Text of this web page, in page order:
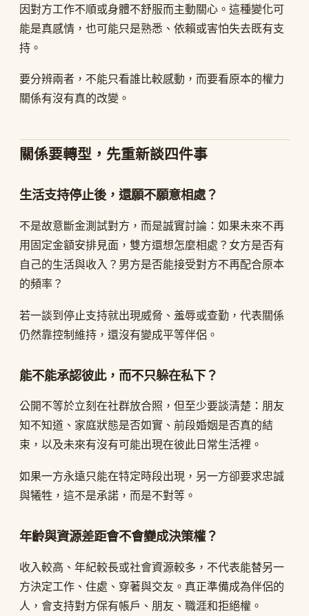
因對方工作不順或身體不舒服而主動關心。這種變化可
能是真感情，也可能只是熟悉、依賴或害怕失去既有支
持。
要分辨兩者，不能只看誰比較感動，而要看原本的權力
關係有沒有真的改變。
關係要轉型，先重新談四件事
生活支持停止後，還願不願意相處？
不是故意斷金測試對方，而是誠實討論：如果未來不再
用固定金額安排見面，雙方還想怎麼相處？女方是否有
自己的生活與收入？男方是否能接受對方不再配合原本
的頻率？
若一談到停止支持就出現威脅、羞辱或查勤，代表關係
仍然靠控制維持，還沒有變成平等伴侶。
能不能承認彼此，而不只躲在私下？
公開不等於立刻在社群放合照，但至少要談清楚：朋友
知不知道、家庭狀態是否如實、前段婚姻是否真的結
束，以及未來有沒有可能出現在彼此日常生活裡。
如果一方永遠只能在特定時段出現，另一方卻要求忠誠
與犧牲，這不是承諾，而是不對等。
年齡與資源差距會不會變成決策權？
收入較高、年紀較長或社會資源較多，不代表能替另一
方決定工作、住處、穿著與交友。真正準備成為伴侶的
人，會支持對方保有帳戶、朋友、職涯和拒絕權。